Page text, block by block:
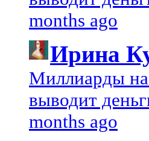
months ago
Ирина
Миллиарды
выводит
months ago